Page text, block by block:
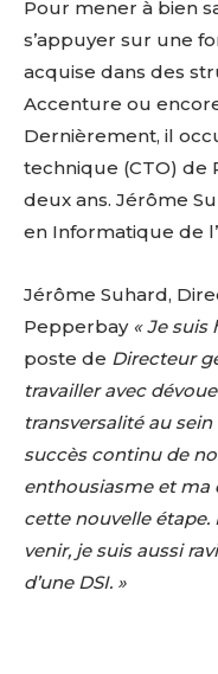
Pour mener à bien
s’appuyer sur une
acquise dans des
Accenture ou
Dernièrement, il
technique (CTO) de
deux ans. Jérôme
en Informatique de
Jérôme Suhard,
Pepperbay« Je suis
poste de Directeur
travailler avec
transversalité au
succès continu de
enthousiasme et
cette nouvelle étape.
venir, je suis aussi
d’une DSI. »